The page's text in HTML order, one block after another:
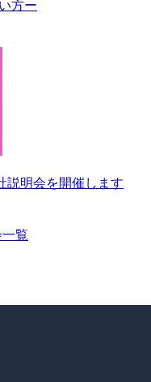
方ー
説明会を開催します
覧